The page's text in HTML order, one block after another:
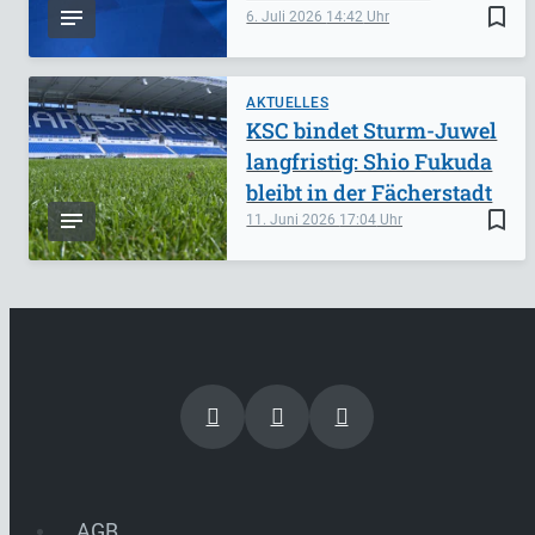
bookmark_border
6. Juli 2026 14:42
AKTUELLES
bookmark_border
11. Juni 2026 17:04
KSC bindet Sturm-Juwel
langfristig: Shio Fukuda
bleibt in der Fächerstadt